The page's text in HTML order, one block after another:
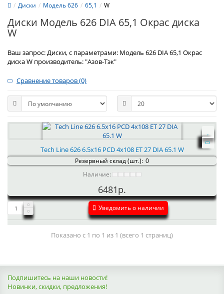
Диски Модель 626 65,1 W
Диски Модель 626 DIA 65,1 Окрас диска
W
Ваш запрос: Диски, с параметрами: Модель 626 DIA 65,1 Окрас
диска W производитель: "Азов-Тэк"
Сравнение товаров (0)
Tech Line 626 6.5x16 PCD 4x108 ET 27 DIA 65.1 W
Резервный склад (шт.): 0
Наличие:
6481р.
Уведомить о наличии
Показано с 1 по 1 из 1 (всего 1 страниц)
Подпишитесь на наши новости!
Новинки, скидки, предложения!